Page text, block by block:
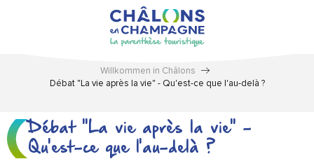
Willkommen in Châlons
Débat "La vie après la vie" - Qu'est-ce que l'au-delà ?
Débat "La vie après la vie" -
Qu'est-ce que l'au-delà ?